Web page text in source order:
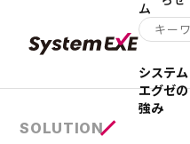
ム
システム
エグゼの
強み
SOLUTION